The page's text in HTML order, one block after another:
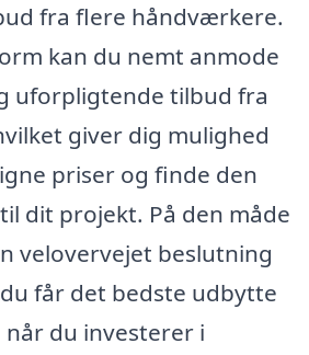
fra flere håndværkere.
kan du nemt anmode
uforpligtende tilbud fra
giver dig mulighed
priser og finde den
dit projekt. På den måde
velovervejet beslutning
får det bedste udbytte
du investerer i